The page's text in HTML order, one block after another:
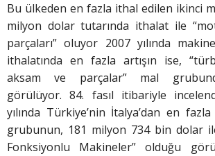
Bu ülkeden en fazla ithal edilen ikinci
milyon dolar tutarında ithalat ile
parçaları” oluyor 2007 yılında
ithalatında en fazla artışın ise,
aksam ve parçalar” mal
görülüyor. 84. fasıl itibariyle
yılında Türkiye’nin İtalya’dan en
grubunun, 181 milyon 734 bin dolar
Fonksiyonlu Makineler” olduğu